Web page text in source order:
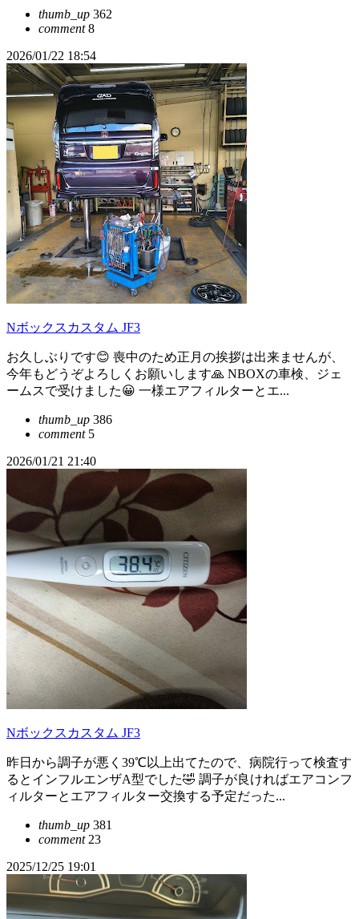
thumb_up 362
comment8
2026/01/22 18:54
Nボックスカスタム JF3
お久しぶりです😊 喪中のため正月の挨拶は出来ませんが、
今年もどうぞよろしくお願いします🙏 NBOXの車検、ジェ
ームスで受けました😀 一様エアフィルターとエ...
thumb_up 386
comment5
2026/01/21 21:40
Nボックスカスタム JF3
昨日から調子が悪く39℃以上出てたので、病院行って検査す
るとインフルエンザA型でした🤣 調子が良ければエアコンフ
ィルターとエアフィルター交換する予定だった...
thumb_up 381
comment23
2025/12/25 19:01